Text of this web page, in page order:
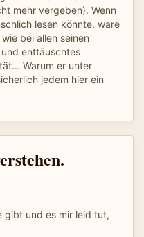
mehr vergeben). Wenn
lesen könnte, wäre
bei allen seinen
enttäuschtes
Warum er unter
jedem hier ein
gibt und es mir leid tut,